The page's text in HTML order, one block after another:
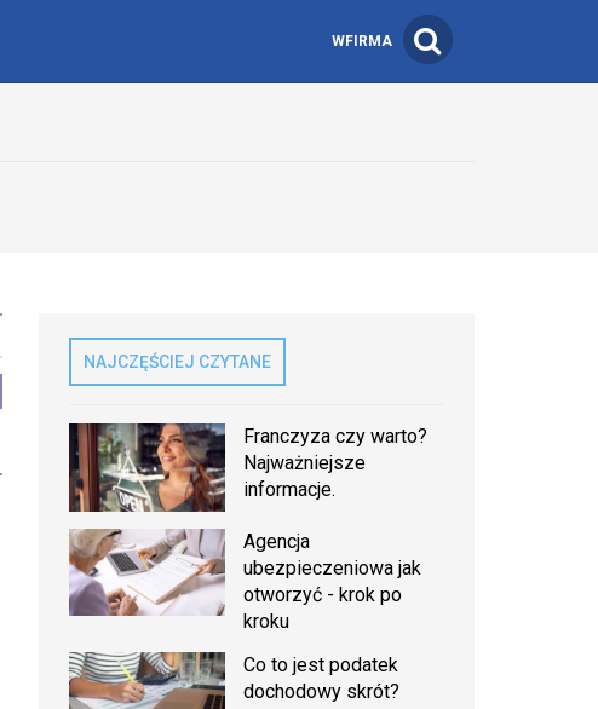
WFIRMA
NAJCZĘŚCIEJ CZYTANE
Franczyza czy warto?
Najważniejsze
informacje.
Agencja
ubezpieczeniowa jak
otworzyć - krok po
kroku
Co to jest podatek
dochodowy skrót?